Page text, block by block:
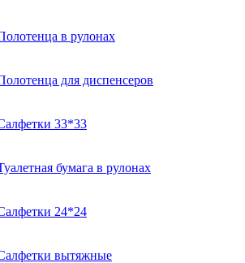
в рулонах
для диспенсеров
33*33
бумага в рулонах
24*24
вытяжные